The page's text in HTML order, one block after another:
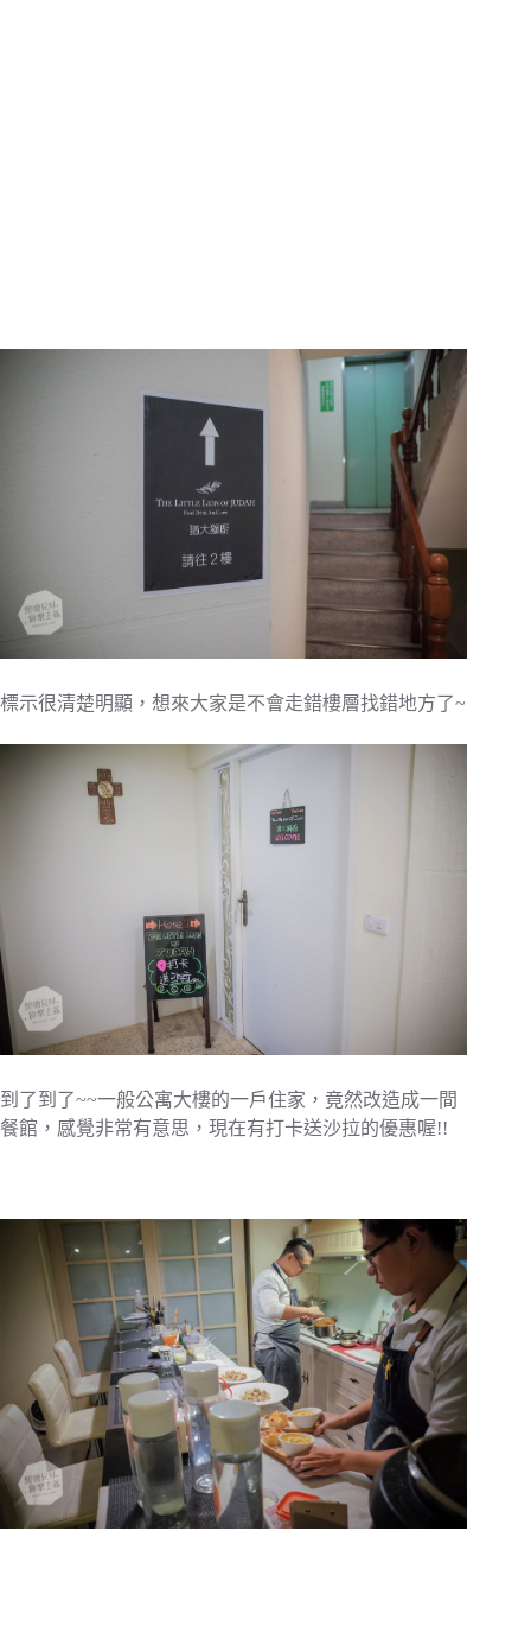
標示很清楚明顯，想來大家是不會走錯樓層找錯地方了~
到了到了~~一般公寓大樓的一戶住家，竟然改造成一間
餐館，感覺非常有意思，現在有打卡送沙拉的優惠喔!!